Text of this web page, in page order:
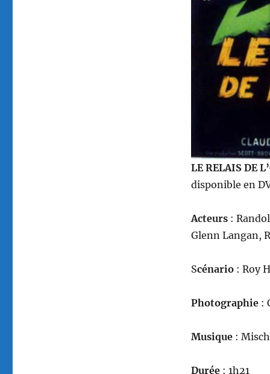
LE RELAIS DE
disponible en
Acteurs:
Glenn Langan,
Scénario : Roy
Photographie:
Musique :
Durée: 1h21